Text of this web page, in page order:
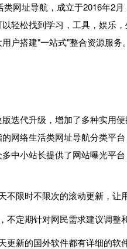
类网址导航，成立于2016年2
轻松找到学习，工具，娱乐
户搭建"一站式"整合资源服务。
迭代升级，增加了多种实用
网络生活类网址导航分类平
中小站长提供了网站曝光平
不限时不限次的滚动更新，让
不定期针对网民需求建议调整
更新的国外软件都有详细的软